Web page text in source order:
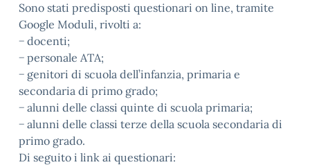
Sono stati predisposti questionari on line, tramite
Google Moduli, rivolti a:
− docenti;
− personale ATA;
− genitori di scuola dell’infanzia, primaria e
secondaria di primo grado;
− alunni delle classi quinte di scuola primaria;
− alunni delle classi terze della scuola secondaria di
primo grado.
Di seguito i link ai questionari: